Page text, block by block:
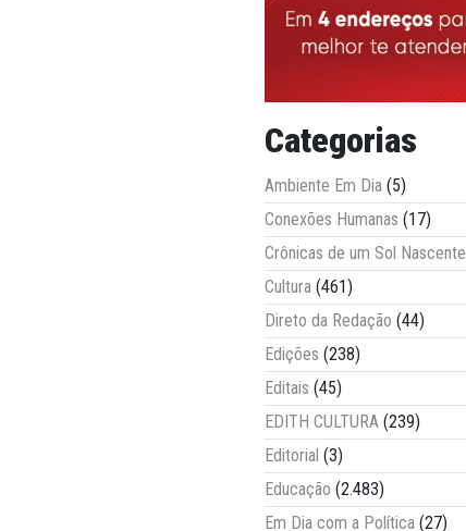
Categorias
Ambiente Em Dia (5)
Conexões Humanas (17)
Crônicas de um Sol Nascente
Cultura (461)
Direto da Redação (44)
Edições (238)
Editais (45)
EDITH CULTURA (239)
Editorial (3)
Educação (2.483)
Em Dia com a Política (27)